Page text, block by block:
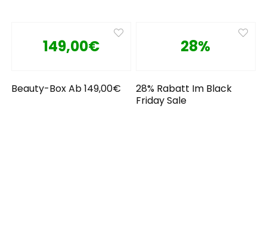
149,00€
Beauty-Box Ab 149,00€
28%
28% Rabatt Im Black
Friday Sale